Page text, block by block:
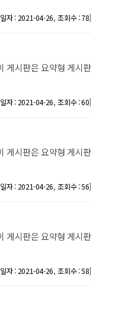
자 : 2021-04-26,조회수 : 78]
게시판은 요약형 게시판
자 : 2021-04-26,조회수 : 60]
게시판은 요약형 게시판
자 : 2021-04-26,조회수 : 56]
게시판은 요약형 게시판
자 : 2021-04-26,조회수 : 58]